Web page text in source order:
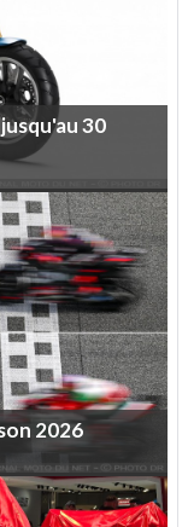
jusqu'au30
2026